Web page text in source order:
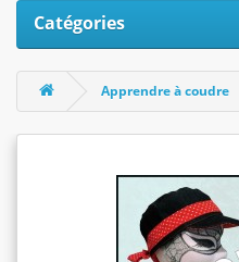
Catégories
Apprendre à coudre